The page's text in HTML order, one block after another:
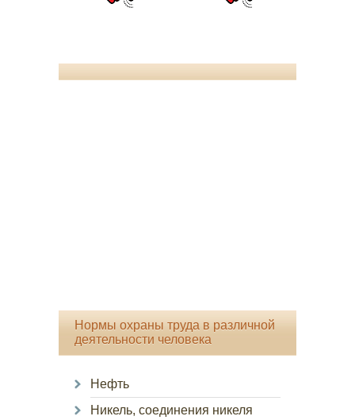
Нормы охраны труда в различной
деятельности человека
Нефть
Никель, соединения никеля